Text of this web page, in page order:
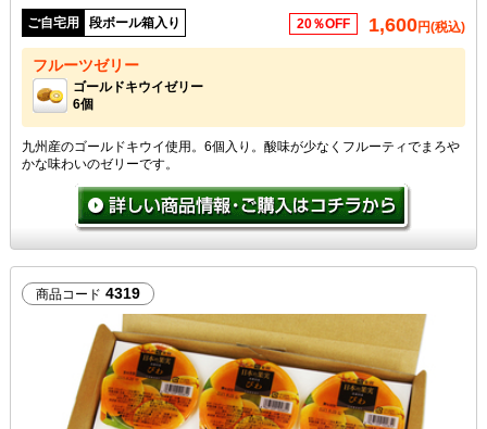
ご自宅用 段ボール箱入り 20％OFF 1,600円(税込)
フルーツゼリー
ゴールドキウイゼリー
6個
九州産のゴールドキウイ使用。6個入り。酸味が少なくフルーティでまろや
かな味わいのゼリーです。
商品コード 4319